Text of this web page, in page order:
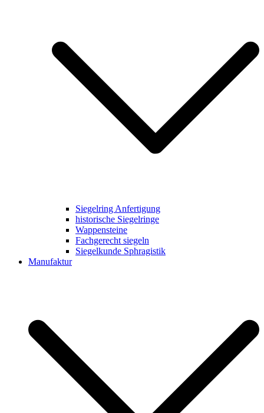
Siegelring Anfertigung
historische Siegelringe
Wappensteine
Fachgerecht siegeln
Siegelkunde Sphragistik
Manufaktur